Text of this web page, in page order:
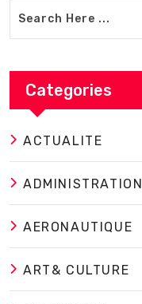
Categories
ACTUALITE
ADMINISTRATION
AERONAUTIQUE
ART& CULTURE